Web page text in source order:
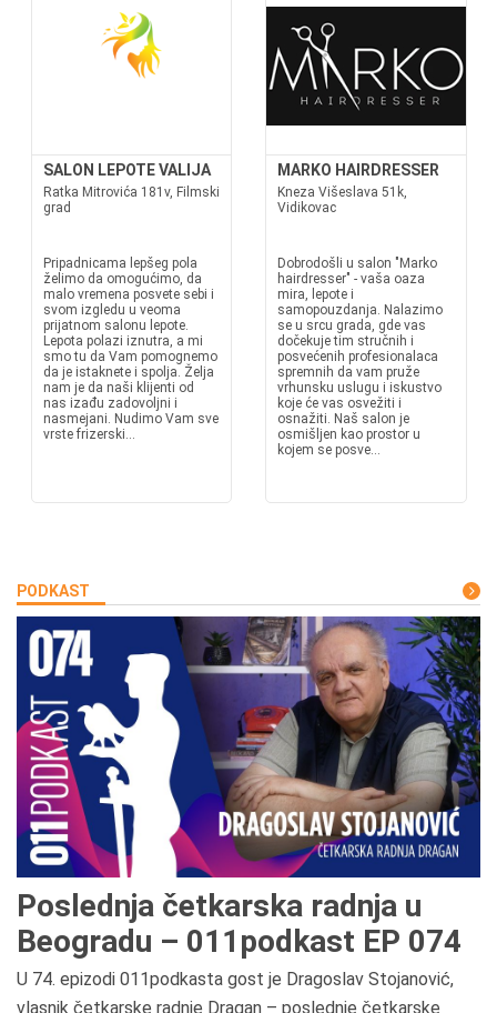
SALON LEPOTE VALIJA
Ratka Mitrovića 181v, Filmski
grad
Pripadnicama lepšeg pola
želimo da omogućimo, da
malo vremena posvete sebi i
svom izgledu u veoma
prijatnom salonu lepote.
Lepota polazi iznutra, a mi
smo tu da Vam pomognemo
da je istaknete i spolja. Želja
nam je da naši klijenti od
nas izađu zadovoljni i
nasmejani. Nudimo Vam sve
vrste frizerski...
MARKO HAIRDRESSER
Kneza Višeslava 51k,
Vidikovac
Dobrodošli u salon "Marko
hairdresser" - vaša oaza
mira, lepote i
samopouzdanja. Nalazimo
se u srcu grada, gde vas
dočekuje tim stručnih i
posvećenih profesionalaca
spremnih da vam pruže
vrhunsku uslugu i iskustvo
koje će vas osvežiti i
osnažiti. Naš salon je
osmišljen kao prostor u
kojem se posve...
PODKAST
Poslednja četkarska radnja u
Beogradu – 011podkast EP 074
U 74. epizodi 011podkasta gost je Dragoslav Stojanović,
vlasnik četkarske radnje Dragan – poslednje četkarske